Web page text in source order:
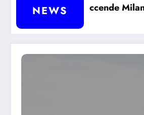
NEWS
accende Milano con la